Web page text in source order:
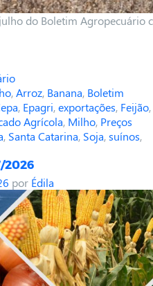
do Boletim Agropecuário
,Arroz, Banana, Boletim
, Epagri,exportações, Feijão,
Agrícola, Milho, Preços
, Santa Catarina, Soja,suínos,
2026
por Édila